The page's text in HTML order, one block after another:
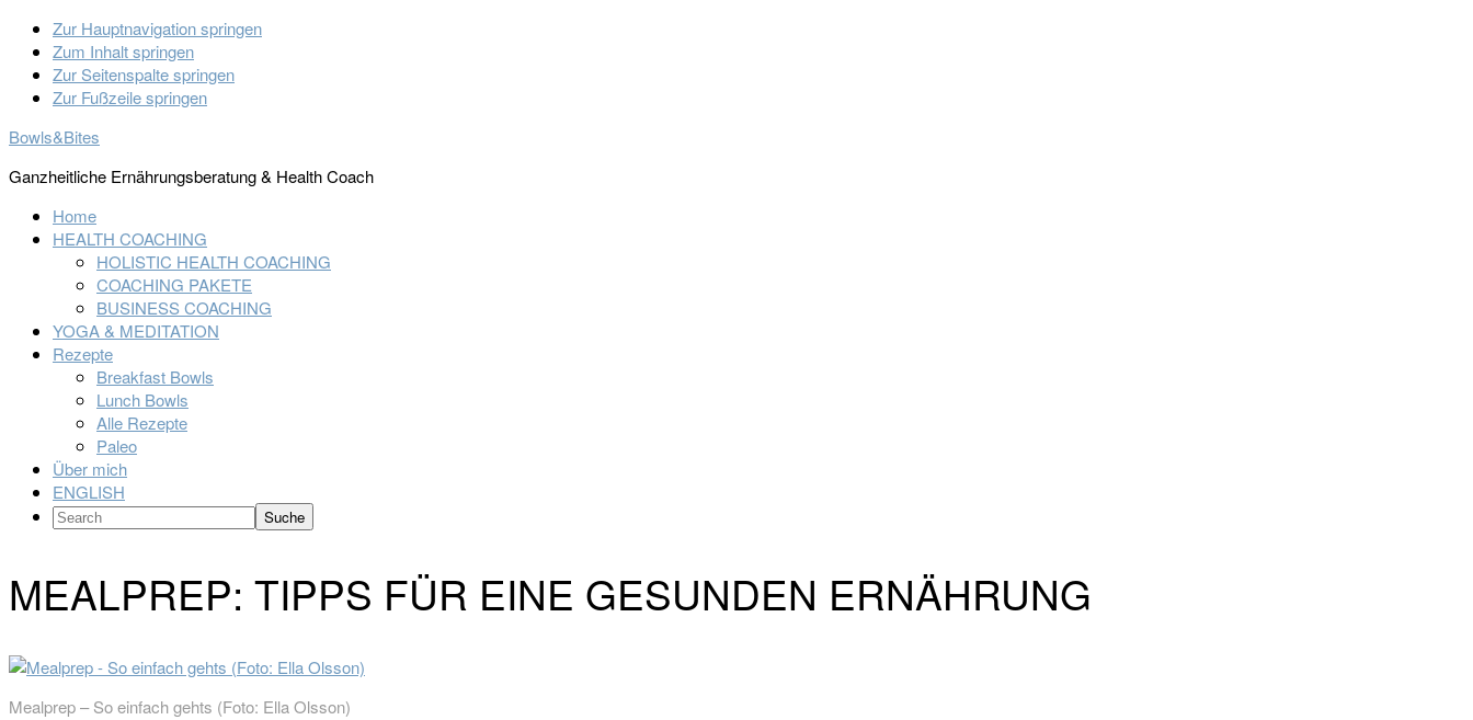
Zur Hauptnavigation springen
Zum Inhalt springen
Zur Seitenspalte springen
Zur Fußzeile springen
Bowls&Bites
Ganzheitliche Ernährungsberatung & Health Coach
Home
HEALTH COACHING
HOLISTIC HEALTH COACHING
COACHING PAKETE
BUSINESS COACHING
YOGA & MEDITATION
Rezepte
Breakfast Bowls
Lunch Bowls
Alle Rezepte
Paleo
Über mich
ENGLISH
Search
MEALPREP: TIPPS FÜR EINE GESUNDEN ERNÄHRUNG
Mealprep – So einfach gehts (Foto: Ella Olsson)